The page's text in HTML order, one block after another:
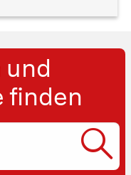
und
finden